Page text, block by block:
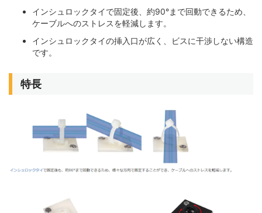
インシュロックタイで固定後、約90°まで回動できるため、
ケーブルへのストレスを軽減します。
インシュロックタイの挿入口が広く、ビスに干渉しない構造
です。
特長